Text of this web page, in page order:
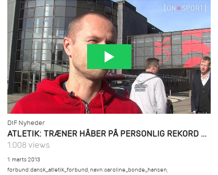
DIF Nyheder
ATLETIK: TRÆNER HÅBER PÅ PERSONLIG REKORD TIL INDE-EM
1.008 views
1. marts 2013
forbund:dansk_atletik_forbund,navn:caroline_bonde_hansen,